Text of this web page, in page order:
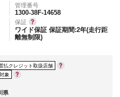
管理番号
1300-38F-14658
保証
ワイド保証 保証期間:2年(走行距
離無制限)
払クレジット取扱店舗
象
県